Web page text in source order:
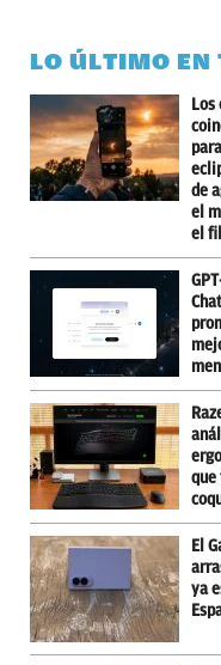
LO ÚLTIMO EN
Los
de
el
el
que
El
ya